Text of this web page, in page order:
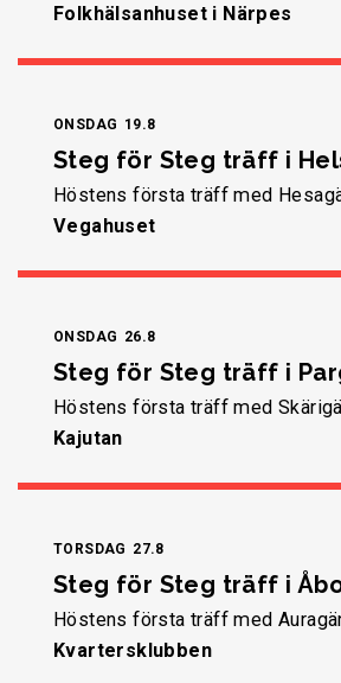
Folkhälsanhuset i Närpes
ONSDAG 19.8
Steg för Steg träff i
Höstens första träff med
Vegahuset
ONSDAG 26.8
Steg för Steg träff i
Höstens första träff med
Kajutan
TORSDAG 27.8
Steg för Steg träff i
Höstens första träff med
Kvartersklubben